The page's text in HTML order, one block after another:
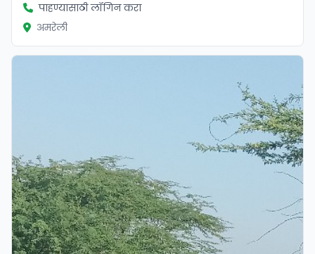
पाहण्यासाठी लॉगिन करा
अमरेली